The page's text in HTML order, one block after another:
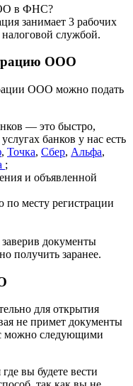
в ФНС?
занимает 3 рабочих
службой.
ООО
ООО можно подать
— это быстро,
банков у нас есть
, Точка, Сбер, Альфа,
;
и объявленной
месту регистрации
документы
получить заранее.
для открытия
не примет документы
можно следующими
вы будете вести